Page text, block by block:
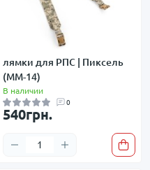
лямки для РПС | Пиксель
(ММ-14)
В наличии
0
540грн.